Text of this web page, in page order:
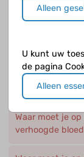
Waar moet je
Waar moet je
een verhoogde
Waar moet je
verhoogde
Alleen
U kunt uw
de pagina
Alleen